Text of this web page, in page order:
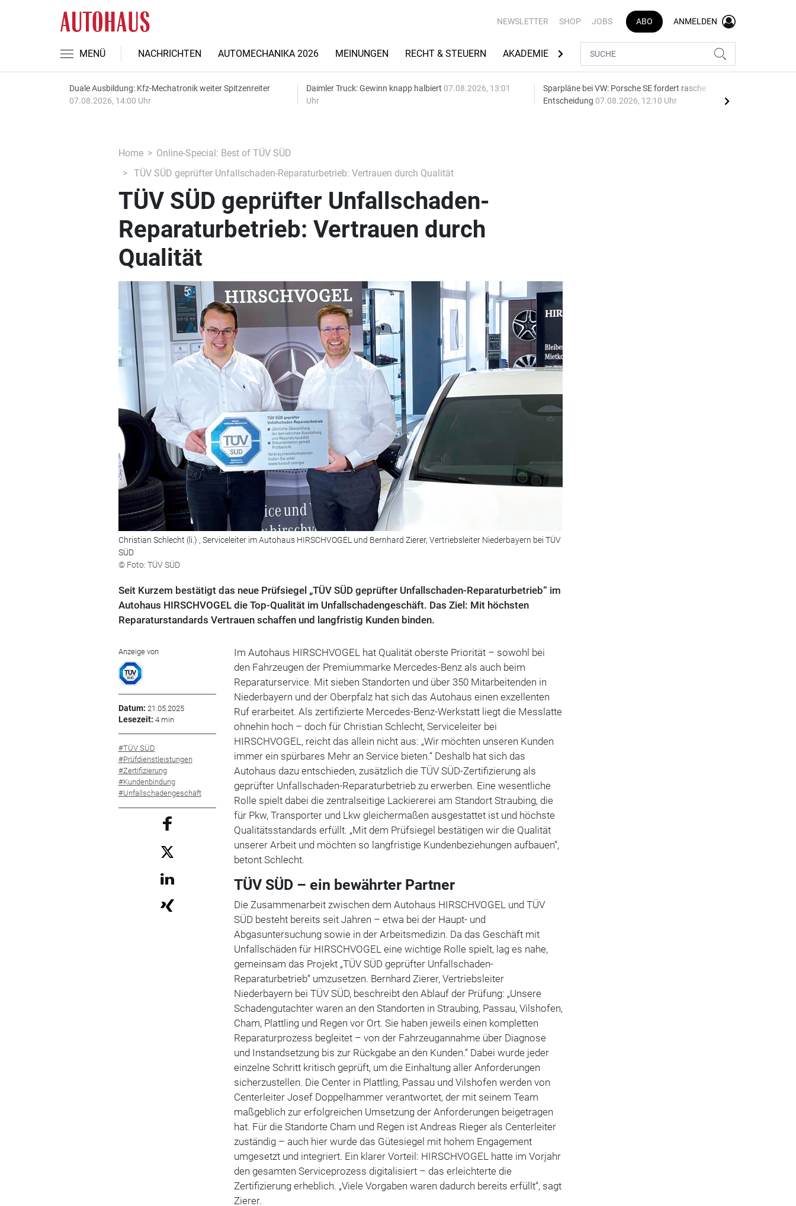
NEWSLETTER SHOP JOBS ABO ANMELDEN
MENÜ NACHRICHTEN AUTOMECHANIKA 2026 MEINUNGEN RECHT & STEUERN AKADEMIE AUTOMARKEN
Duale Ausbildung: Kfz-Mechatronik weiter Spitzenreiter
07.08.2026, 14:00 Uhr
Daimler Truck: Gewinn knapp halbiert 07.08.2026, 13:01
Uhr
Sparpläne bei VW: Porsche SE fordert rasche
Entscheidung 07.08.2026, 12:10 Uhr
Home
Online-Special: Best of TÜV SÜD
TÜV SÜD geprüfter Unfallschaden-Reparaturbetrieb: Vertrauen durch Qualität
TÜV SÜD geprüfter Unfallschaden-
Reparaturbetrieb: Vertrauen durch
Qualität
Christian Schlecht (li.) , Serviceleiter im Autohaus HIRSCHVOGEL und Bernhard Zierer, Vertriebsleiter Niederbayern bei TÜV
SÜD
© Foto: TÜV SÜD
Seit Kurzem bestätigt das neue Prüfsiegel „TÜV SÜD geprüfter Unfallschaden-Reparaturbetrieb“ im
Autohaus HIRSCHVOGEL die Top-Qualität im Unfallschadengeschäft. Das Ziel: Mit höchsten
Reparaturstandards Vertrauen schaffen und langfristig Kunden binden.
Anzeige von
Datum: 21.05.2025
Lesezeit: 4 min
#TÜV SÜD
#Prüfdienstleistungen
#Zertifizierung
#Kundenbindung
#Unfallschadengeschäft
Im Autohaus HIRSCHVOGEL hat Qualität oberste Priorität – sowohl bei
den Fahrzeugen der Premiummarke Mercedes-Benz als auch beim
Reparaturservice. Mit sieben Standorten und über 350 Mitarbeitenden in
Niederbayern und der Oberpfalz hat sich das Autohaus einen exzellenten
Ruf erarbeitet. Als zertifizierte Mercedes-Benz-Werkstatt liegt die Messlatte
ohnehin hoch – doch für Christian Schlecht, Serviceleiter bei
HIRSCHVOGEL, reicht das allein nicht aus: „Wir möchten unseren Kunden
immer ein spürbares Mehr an Service bieten.“ Deshalb hat sich das
Autohaus dazu entschieden, zusätzlich die TÜV SÜD-Zertifizierung als
geprüfter Unfallschaden-Reparaturbetrieb zu erwerben. Eine wesentliche
Rolle spielt dabei die zentralseitige Lackiererei am Standort Straubing, die
für Pkw, Transporter und Lkw gleichermaßen ausgestattet ist und höchste
Qualitätsstandards erfüllt. „Mit dem Prüfsiegel bestätigen wir die Qualität
unserer Arbeit und möchten so langfristige Kundenbeziehungen aufbauen“,
betont Schlecht.
TÜV SÜD – ein bewährter Partner
Die Zusammenarbeit zwischen dem Autohaus HIRSCHVOGEL und TÜV
SÜD besteht bereits seit Jahren – etwa bei der Haupt- und
Abgasuntersuchung sowie in der Arbeitsmedizin. Da das Geschäft mit
Unfallschäden für HIRSCHVOGEL eine wichtige Rolle spielt, lag es nahe,
gemeinsam das Projekt „TÜV SÜD geprüfter Unfallschaden-
Reparaturbetrieb“ umzusetzen. Bernhard Zierer, Vertriebsleiter
Niederbayern bei TÜV SÜD, beschreibt den Ablauf der Prüfung: „Unsere
Schadengutachter waren an den Standorten in Straubing, Passau, Vilshofen,
Cham, Plattling und Regen vor Ort. Sie haben jeweils einen kompletten
Reparaturprozess begleitet – von der Fahrzeugannahme über Diagnose
und Instandsetzung bis zur Rückgabe an den Kunden.“ Dabei wurde jeder
einzelne Schritt kritisch geprüft, um die Einhaltung aller Anforderungen
sicherzustellen. Die Center in Plattling, Passau und Vilshofen werden von
Centerleiter Josef Doppelhammer verantwortet, der mit seinem Team
maßgeblich zur erfolgreichen Umsetzung der Anforderungen beigetragen
hat. Für die Standorte Cham und Regen ist Andreas Rieger als Centerleiter
zuständig – auch hier wurde das Gütesiegel mit hohem Engagement
umgesetzt und integriert. Ein klarer Vorteil: HIRSCHVOGEL hatte im Vorjahr
den gesamten Serviceprozess digitalisiert – das erleichterte die
Zertifizierung erheblich. „Viele Vorgaben waren dadurch bereits erfüllt“, sagt
Zierer.